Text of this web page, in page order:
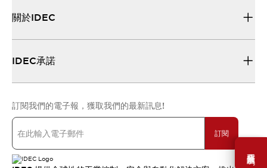
需要幫助嗎？
關於IDEC
IDEC承諾
訂閱我們的電子報，獲取我們的最新訊息!
訂閱